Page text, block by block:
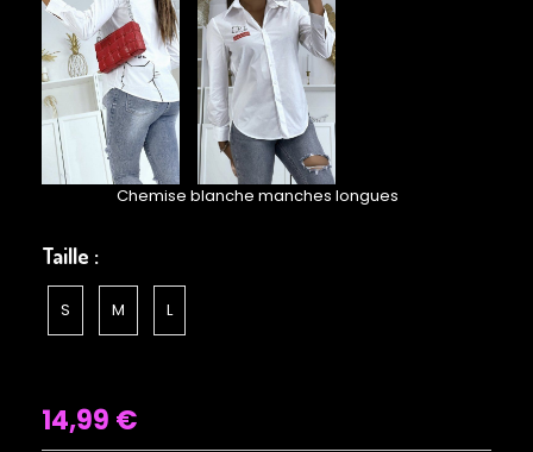
Chemise blanche manches longues
Taille :
S M L
14,99 €